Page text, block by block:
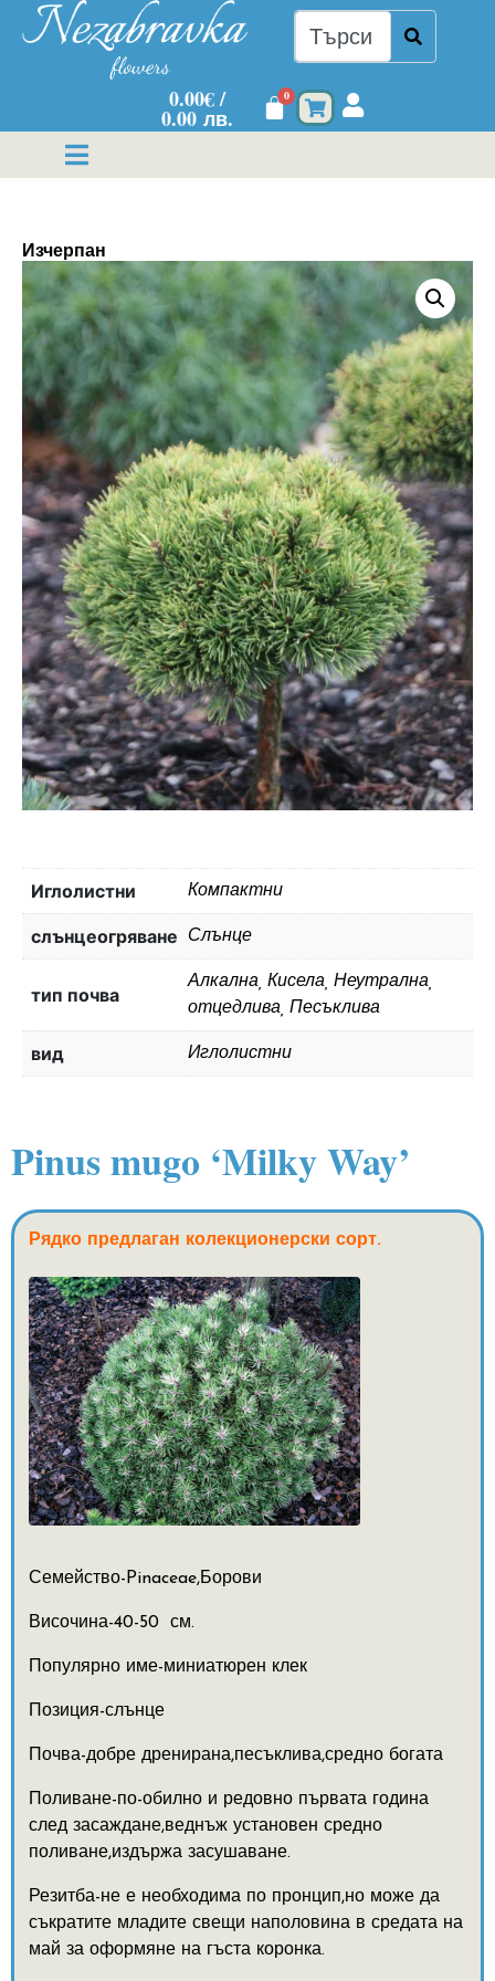
0.00€/
0.00 лв.
0
Изчерпан
Иглолистни Компактни
слънцеогряване Слънце
тип почва
Алкална, Кисела, Неутрална,
отцедлива, Песъклива
вид Иглолистни
Pinus mugo ‘Milky Way’
Рядко предлаган колекционерски сорт.
Семейство-Pinaceae,Борови
Височина-40-50 см.
Популярно име-миниатюрен клек
Позиция-слънце
Почва-добре дренирана,песъклива,средно богата
Поливане-по-обилно и редовно първата година
след засаждане,веднъж установен средно
поливане,издържа засушаване.
Резитба-не е необходима по пронцип,но може да
съкратите младите свещи наполовина в средата на
май за оформяне на гъста коронка.